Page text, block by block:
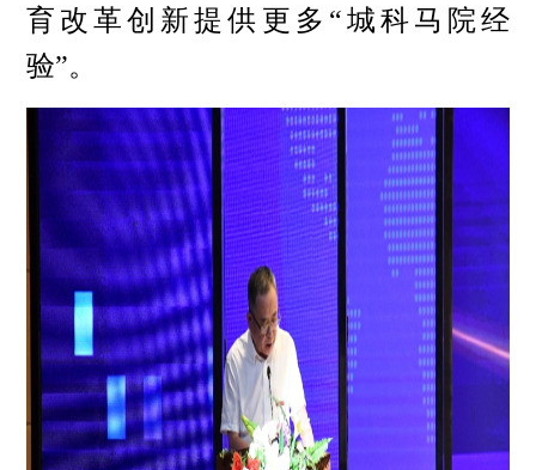
育改革创新提供更多“城科马院经
验”。